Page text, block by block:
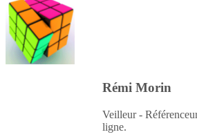
Rémi Morin
Veilleur -
ligne.